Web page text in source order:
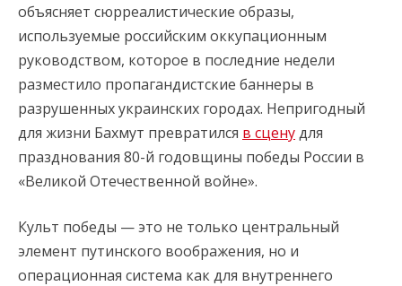
объясняет сюрреалистические образы,
используемые российским оккупационным
руководством, которое в последние недели
разместило пропагандистские баннеры в
разрушенных украинских городах. Непригодный
для жизни Бахмут превратился в сценудля
празднования 80-й годовщины победы России в
«Великой Отечественной войне».
Культ победы — это не только центральный
элемент путинского воображения, но и
операционная система как для внутреннего